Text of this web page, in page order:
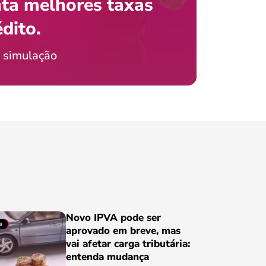
com o celular?
Jordão
melhores taxas
simulação
Novo IPVA pode ser
aprovado em breve, mas
vai afetar carga tributária:
entenda mudança